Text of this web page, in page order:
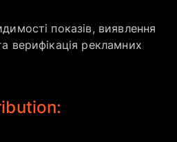
показів, виявлення
верифікація рекламних